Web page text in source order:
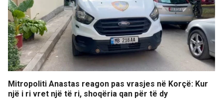
Mitropoliti Anastas reagon pas vrasjes në Korçë: Kur
një i ri vret një të ri, shoqëria qan për të dy